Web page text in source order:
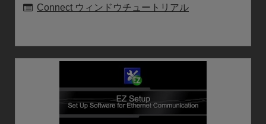
Connect ウィンドウチュートリアル